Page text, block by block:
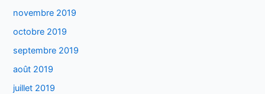
novembre 2019
octobre 2019
septembre 2019
août 2019
juillet 2019